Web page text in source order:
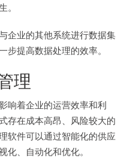
。
企业的其他系统进行数据集
步提高数据处理的效率。
理
响着企业的运营效率和利
存在成本高昂、风险较大的
软件可以通过智能化的供应
化、自动化和优化。